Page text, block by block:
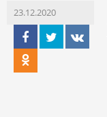
23.12.2020